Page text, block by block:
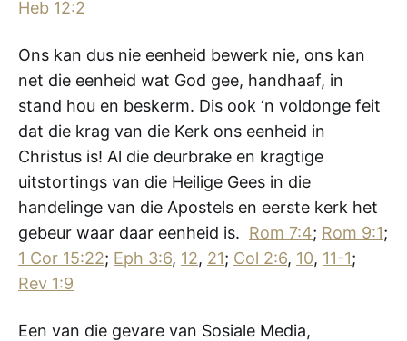
Heb 12:2
Ons kan dus nie eenheid bewerk nie, ons kan
net die eenheid wat God gee, handhaaf, in
stand hou en beskerm. Dis ook ‘n voldonge feit
dat die krag van die Kerk ons eenheid in
Christus is! Al die deurbrake en kragtige
uitstortings van die Heilige Gees in die
handelinge van die Apostels en eerste kerk het
gebeur waar daar eenheid is. Rom 7:4; Rom 9:1;
1 Cor 15:22; Eph 3:6, 12, 21; Col 2:6, 10, 11-1;
Rev 1:9
Een van die gevare van Sosiale Media,